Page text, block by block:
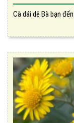
Cà dái dê Bà bạn